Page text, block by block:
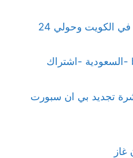
بنشر وكهرباء سيارات متنقل في الكويت وحولي 24
بي ان سبورت - bein sport -السعودية -اشتراك
تجديد بي ان سبورت